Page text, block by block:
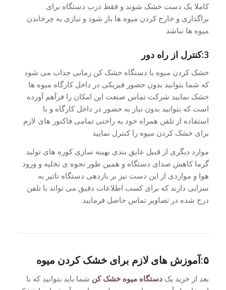
کاملا یک دست خشک شوند و فقط درب دستگاه برای
براگذاری و خارج کردن میوه ها باز شود و نیازی به چرخاندن
میوه ها نباشد
3:کنترل از راه دور
خشک کردن میوه با دستگاه خشک کن زمانی جذاب می شود
که شما بتوانید بدون حضور فیزیکی در داخل کارگاه میوه ها
خشک نمایید شرکت تماس صنعت این امکان را فرآهم آورده
است که بتوانید بدون نیاز به حضور در داخل کارگاه و با
استفاده از تلفن همراه خود به راحتی تمامی فاکتور های لازم
برای خشک کردن میوه را کنترل نمایید
موارد دیگری از قبیل عایق بندی بهینه سازی کوره های تولید
گرما کاهش صدای دستگاه و همین طور نحوه ی تخلیه و ورود
هوا و مواردی از این دست نیز بر بازدهی دستگاه تاثیر به
سزایی دارند که برای کسب اطلاعات دقیق می تواند با تلفن
درج شده در تصاویر تماس حاصل فرمایید
۵:آموزش های لازم برای خشک کردن میوه
بعد از خرید یک دستگاه میوه خشک کن شما باید بتوانید که با